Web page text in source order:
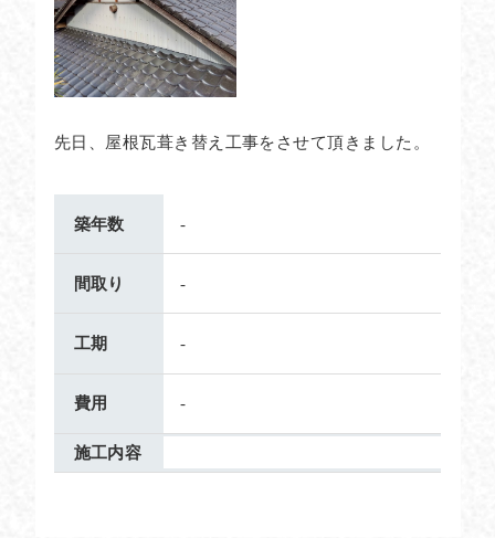
先日、屋根瓦葺き替え工事をさせて頂きました。
築年数 -
間取り -
工期 -
費用 -
施工内容